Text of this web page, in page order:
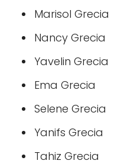
Marisol Grecia
Nancy Grecia
Yavelin Grecia
Ema Grecia
Selene Grecia
Yanifs Grecia
Tahiz Grecia